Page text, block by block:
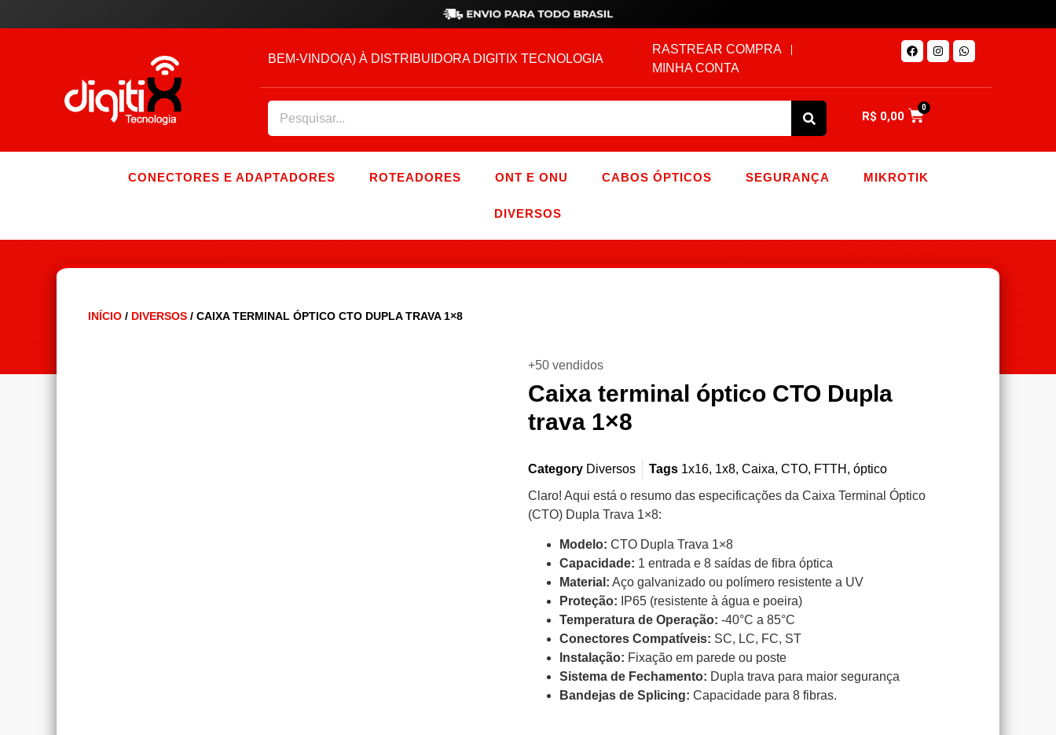
BEM-VINDO(A) À DISTRIBUIDORA DIGITIX TECNOLOGIA
RASTREAR COMPRA
MINHA CONTA
R$ 0,00
0
CONECTORES E ADAPTADORES ROTEADORES ONT E ONU CABOS ÓPTICOS SEGURANÇA MIKROTIK
DIVERSOS
INÍCIO / DIVERSOS / CAIXA TERMINAL ÓPTICO CTO DUPLA TRAVA 1×8
+50 vendidos
Caixa terminal óptico CTO Dupla
trava 1×8
Category Diversos Tags 1x16, 1x8, Caixa, CTO, FTTH , óptico
Claro! Aqui está o resumo das especificações da Caixa Terminal Óptico
(CTO) Dupla Trava 1×8:
Modelo: CTO Dupla Trava 1×8
Capacidade: 1 entrada e 8 saídas de fibra óptica
Material: Aço galvanizado ou polímero resistente a UV
Proteção: IP65 (resistente à água e poeira)
Temperatura de Operação: -40°C a 85°C
Conectores Compatíveis: SC, LC, FC, ST
Instalação: Fixação em parede ou poste
Sistema de Fechamento: Dupla trava para maior segurança
Bandejas de Splicing: Capacidade para 8 fibras.